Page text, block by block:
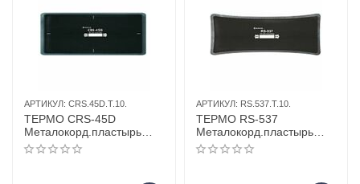
АРТИКУЛ: CRS.45D.T.10.
ТЕРМО CRS-45D
Металокорд.пластырь
10шт 180*230
АРТИКУЛ: RS.537.T.10.
ТЕРМО RS-537
Металокорд.пластырь
10шт 110*285